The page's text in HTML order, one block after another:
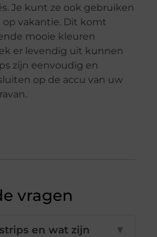
Je kunt ze ook gebruiken
op vakantie. Dit komt
mooie kleuren
er levendig uit kunnen
zijn eenvoudig en
op de accu van uw
vragen
en wat zijn
▼